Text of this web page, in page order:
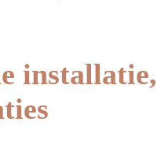
installatie,